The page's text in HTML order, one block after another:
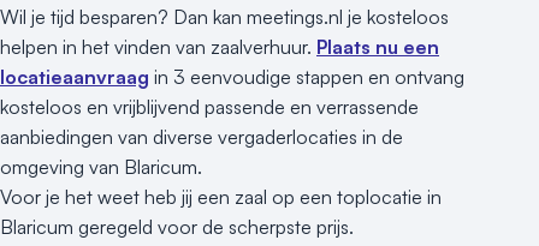
Wil je tijd besparen? Dan kan meetings.nl je kosteloos
helpen in het vinden van zaalverhuur. Plaats nu een
locatieaanvraag in 3 eenvoudige stappen en ontvang
kosteloos en vrijblijvend passende en verrassende
aanbiedingen van diverse vergaderlocaties in de
omgeving van Blaricum.
Voor je het weet heb jij een zaal op een toplocatie in
Blaricum geregeld voor de scherpste prijs.